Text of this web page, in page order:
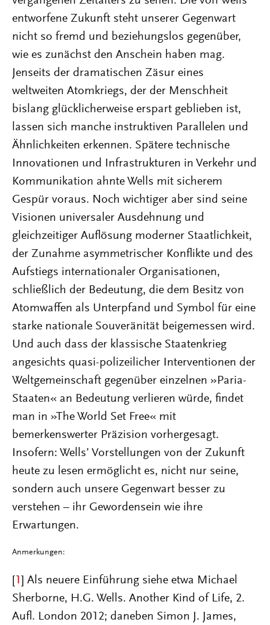
entworfene Zukunft steht unserer Gegenwart
nicht so fremd und beziehungslos gegenüber,
wie es zunächst den Anschein haben mag.
Jenseits der dramatischen Zäsur eines
weltweiten Atomkriegs, der der Menschheit
bislang glücklicherweise erspart geblieben ist,
lassen sich manche instruktiven Parallelen und
Ähnlichkeiten erkennen. Spätere technische
Innovationen und Infrastrukturen in Verkehr und
Kommunikation ahnte Wells mit sicherem
Gespür voraus. Noch wichtiger aber sind seine
Visionen universaler Ausdehnung und
gleichzeitiger Auflösung moderner Staatlichkeit,
der Zunahme asymmetrischer Konflikte und des
Aufstiegs internationaler Organisationen,
schließlich der Bedeutung, die dem Besitz von
Atomwaffen als Unterpfand und Symbol für eine
starke nationale Souveränität beigemessen wird.
Und auch dass der klassische Staatenkrieg
angesichts quasi-polizeilicher Interventionen der
Weltgemeinschaft gegenüber einzelnen »Paria-
Staaten« an Bedeutung verlieren würde, findet
man in »The World Set Free« mit
bemerkenswerter Präzision vorhergesagt.
Insofern: Wells’ Vorstellungen von der Zukunft
heute zu lesen ermöglicht es, nicht nur seine,
sondern auch unsere Gegenwart besser zu
verstehen – ihr Gewordensein wie ihre
Erwartungen.
Anmerkungen:
1
] Als neuere Einführung siehe etwa Michael
Sherborne, H.G. Wells. Another Kind of Life, 2.
Aufl. London 2012; daneben Simon J. James,